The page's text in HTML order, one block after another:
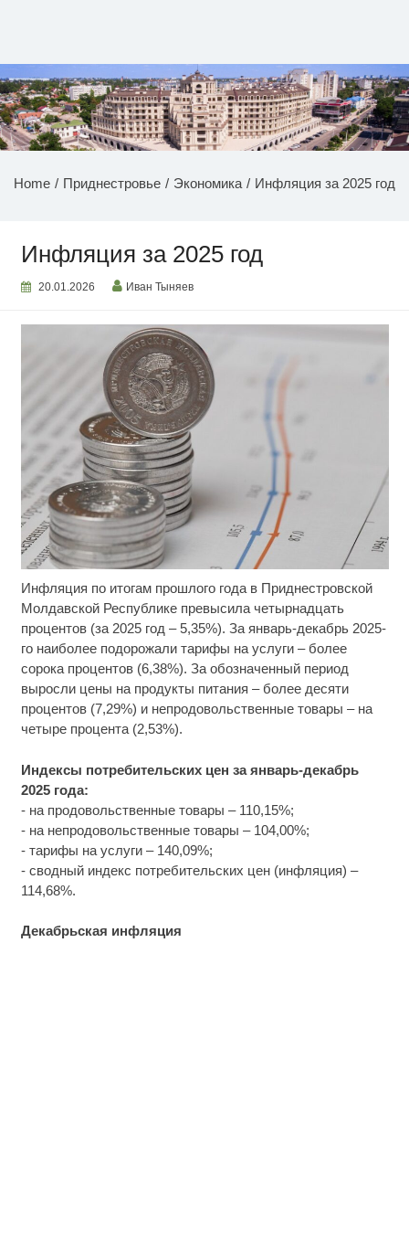
НОВОСТИ ПРИДНЕСТРОВЬЯ
Home Приднестровье Экономика Инфляция за 2025 год
Инфляция за 2025 год
20.01.2026 Иван Тыняев
Инфляция по итогам прошлого года в Приднестровской
Молдавской Республике превысила четырнадцать
процентов (за 2025 год – 5,35%). За январь-декабрь 2025-
го наиболее подорожали тарифы на услуги – более
сорока процентов (6,38%). За обозначенный период
выросли цены на продукты питания – более десяти
процентов (7,29%) и непродовольственные товары – на
четыре процента (2,53%).
Индексы потребительских цен за январь-декабрь
2025 года:
- на продовольственные товары – 110,15%;
- на непродовольственные товары – 104,00%;
- тарифы на услуги – 140,09%;
- сводный индекс потребительских цен (инфляция) –
114,68%.
Декабрьская инфляция
i
Ржу не переставая, это видео пересмотришь не
раз
Ролик длится пару секунд, но вы будете в шоке
от увиденного
Ролик из Омска: вы будете смеяться долго